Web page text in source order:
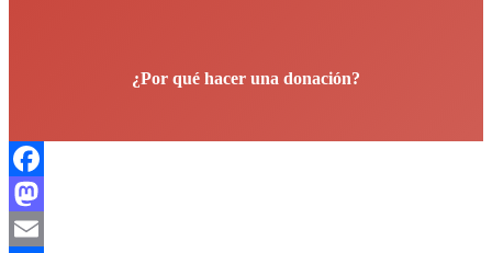
¿Por qué hacer una donación?
Facebook
Mastodon